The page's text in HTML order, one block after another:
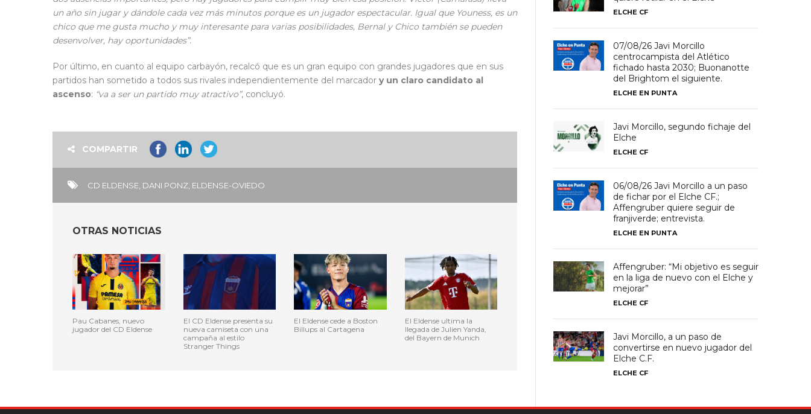
un año sin jugar y dándole cada vez más minutos porque es un jugador espectacular. Igual que Youness, es un
chico que me gusta mucho y muy interesante para varias posibilidades, Bernal y Chico también se pueden
desenvolver, hay oportunidades”.
Por último, en cuanto al equipo carbayón, recalcó que es un gran equipo con grandes jugadores que en sus
partidos han sometido a todos sus rivales independientemente del marcador y un claro candidato al
ascenso: “va a ser un partido muy atractivo”, concluyó.
COMPARTIR
CD ELDENSE DANI PONZ ELDENSE-OVIEDO
OTRAS NOTICIAS
Pau Cabanes, nuevo
jugador del CD Eldense
El CD Eldense presenta su
nueva camiseta con una
campaña al estilo
Stranger Things
El Eldense cede a Boston
Billups al Cartagena
El Eldense ultima la
llegada de Julien Yanda,
del Bayern de Munich
ELCHE CF
07/08/26 Javi Morcillo
centrocampista del Atlético
fichado hasta 2030; Buonanotte
del Brightom el siguiente.
ELCHE EN PUNTA
Javi Morcillo, segundo fichaje del
Elche
ELCHE CF
06/08/26 Javi Morcillo a un paso
de fichar por el Elche CF.;
Affengruber quiere seguir de
franjiverde; entrevista.
ELCHE EN PUNTA
Affengruber: “Mi objetivo es seguir
en la liga de nuevo con el Elche y
mejorar”
ELCHE CF
Javi Morcillo, a un paso de
convertirse en nuevo jugador del
Elche C.F.
ELCHE CF